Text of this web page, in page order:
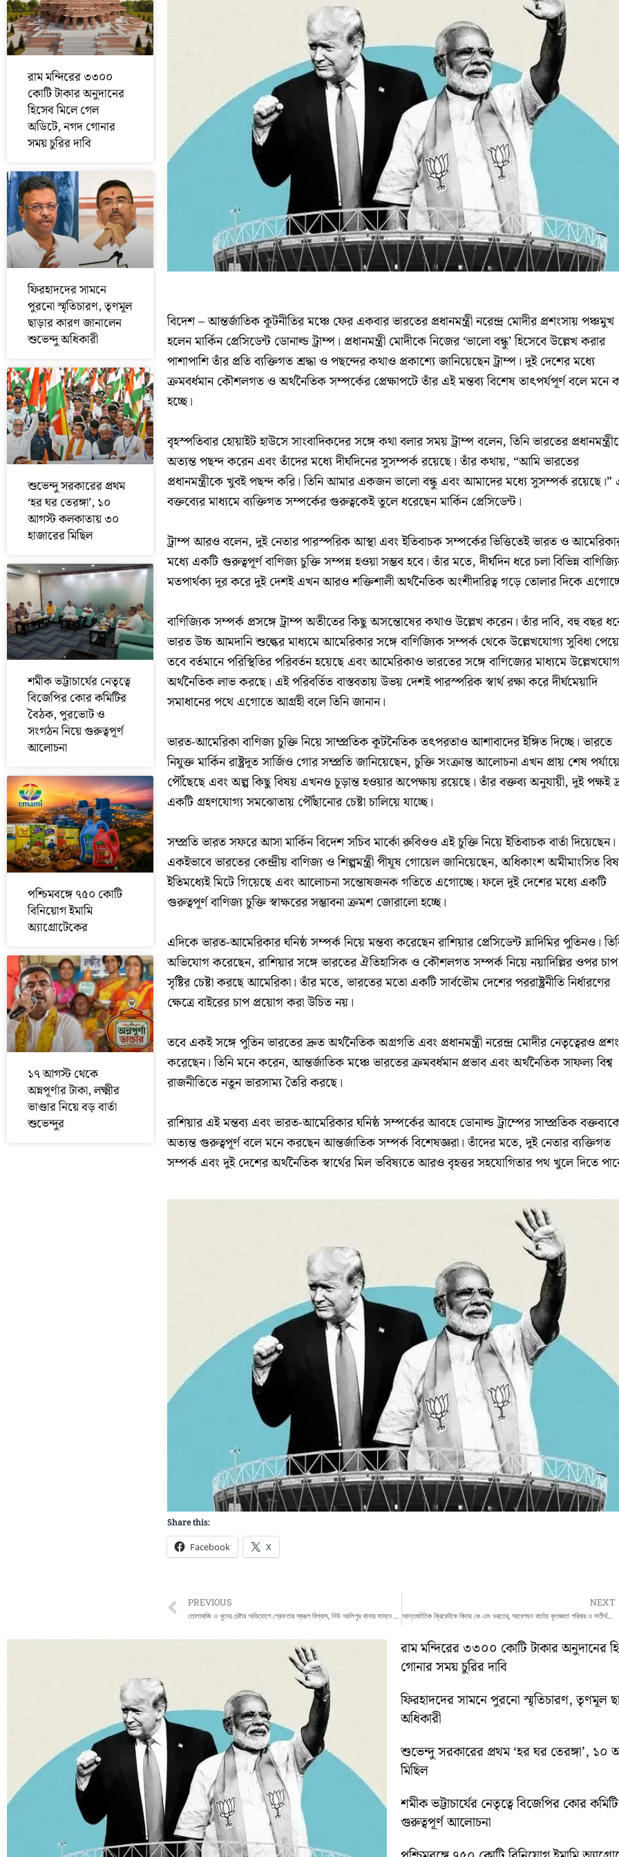
রাম মন্দিরের ৩৩০০
কোটি টাকার অনুদানের
হিসেব মিলে গেল
অডিটে, নগদ গোনার
সময় চুরির দাবি
ফিরহাদদের সামনে
পুরনো স্মৃতিচারণ, তৃণমূল
ছাড়ার কারণ জানালেন
শুভেন্দু অধিকারী
শুভেন্দু সরকারের প্রথম
‘হর ঘর তেরঙ্গা’, ১০
আগস্ট কলকাতায় ৩০
হাজারের মিছিল
শমীক ভট্টাচার্যের নেতৃত্বে
বিজেপির কোর কমিটির
বৈঠক, পুরভোট ও
সংগঠন নিয়ে গুরুত্বপূর্ণ
আলোচনা
পশ্চিমবঙ্গে ৭৫০ কোটি
বিনিয়োগ ইমামি
অ্যাগ্রোটেকের
১৭ আগস্ট থেকে
অন্নপূর্ণার টাকা, লক্ষ্মীর
ভাণ্ডার নিয়ে বড় বার্তা
শুভেন্দুর
বিদেশ – আন্তর্জাতিক কূটনীতির মঞ্চে ফের একবার ভারতের প্রধানমন্ত্রী নরেন্দ্র মোদীর প্রশংসায় পঞ্চমুখ
হলেন মার্কিন প্রেসিডেন্ট ডোনাল্ড ট্রাম্প। প্রধানমন্ত্রী মোদীকে নিজের ‘ভালো বন্ধু’ হিসেবে উল্লেখ করার
পাশাপাশি তাঁর প্রতি ব্যক্তিগত শ্রদ্ধা ও পছন্দের কথাও প্রকাশ্যে জানিয়েছেন ট্রাম্প। দুই দেশের মধ্যে
ক্রমবর্ধমান কৌশলগত ও অর্থনৈতিক সম্পর্কের প্রেক্ষাপটে তাঁর এই মন্তব্য বিশেষ তাৎপর্যপূর্ণ বলে মনে
হচ্ছে।
বৃহস্পতিবার হোয়াইট হাউসে সাংবাদিকদের সঙ্গে কথা বলার সময় ট্রাম্প বলেন, তিনি ভারতের
অত্যন্ত পছন্দ করেন এবং তাঁদের মধ্যে দীর্ঘদিনের সুসম্পর্ক রয়েছে। তাঁর কথায়, “আমি ভারতের
প্রধানমন্ত্রীকে খুবই পছন্দ করি। তিনি আমার একজন ভালো বন্ধু এবং আমাদের মধ্যে সুসম্পর্ক রয়েছে।”
বক্তব্যের মাধ্যমে ব্যক্তিগত সম্পর্কের গুরুত্বকেই তুলে ধরেছেন মার্কিন প্রেসিডেন্ট।
ট্রাম্প আরও বলেন, দুই নেতার পারস্পরিক আস্থা এবং ইতিবাচক সম্পর্কের ভিত্তিতেই ভারত ও
মধ্যে একটি গুরুত্বপূর্ণ বাণিজ্য চুক্তি সম্পন্ন হওয়া সম্ভব হবে। তাঁর মতে, দীর্ঘদিন ধরে চলা বিভিন্ন
মতপার্থক্য দূর করে দুই দেশই এখন আরও শক্তিশালী অর্থনৈতিক অংশীদারিত্ব গড়ে তোলার দিকে
বাণিজ্যিক সম্পর্ক প্রসঙ্গে ট্রাম্প অতীতের কিছু অসন্তোষের কথাও উল্লেখ করেন। তাঁর দাবি, বহু বছর
ভারত উচ্চ আমদানি শুল্কের মাধ্যমে আমেরিকার সঙ্গে বাণিজ্যিক সম্পর্ক থেকে উল্লেখযোগ্য সুবিধা
তবে বর্তমানে পরিস্থিতির পরিবর্তন হয়েছে এবং আমেরিকাও ভারতের সঙ্গে বাণিজ্যের মাধ্যমে
অর্থনৈতিক লাভ করছে। এই পরিবর্তিত বাস্তবতায় উভয় দেশই পারস্পরিক স্বার্থ রক্ষা করে দীর্ঘমেয়াদি
সমাধানের পথে এগোতে আগ্রহী বলে তিনি জানান।
ভারত-আমেরিকা বাণিজ্য চুক্তি নিয়ে সাম্প্রতিক কূটনৈতিক তৎপরতাও আশাবাদের ইঙ্গিত দিচ্ছে। ভারতে
নিযুক্ত মার্কিন রাষ্ট্রদূত সার্জিও গোর সম্প্রতি জানিয়েছেন, চুক্তি সংক্রান্ত আলোচনা এখন প্রায় শেষ পর্যায়ে
পৌঁছেছে এবং অল্প কিছু বিষয় এখনও চূড়ান্ত হওয়ার অপেক্ষায় রয়েছে। তাঁর বক্তব্য অনুযায়ী, দুই পক্ষই
একটি গ্রহণযোগ্য সমঝোতায় পৌঁছানোর চেষ্টা চালিয়ে যাচ্ছে।
সম্প্রতি ভারত সফরে আসা মার্কিন বিদেশ সচিব মার্কো রুবিওও এই চুক্তি নিয়ে ইতিবাচক বার্তা দিয়েছেন।
একইভাবে ভারতের কেন্দ্রীয় বাণিজ্য ও শিল্পমন্ত্রী পীযূষ গোয়েল জানিয়েছেন, অধিকাংশ অমীমাংসিত
ইতিমধ্যেই মিটে গিয়েছে এবং আলোচনা সন্তোষজনক গতিতে এগোচ্ছে। ফলে দুই দেশের মধ্যে একটি
গুরুত্বপূর্ণ বাণিজ্য চুক্তি স্বাক্ষরের সম্ভাবনা ক্রমশ জোরালো হচ্ছে।
এদিকে ভারত-আমেরিকার ঘনিষ্ঠ সম্পর্ক নিয়ে মন্তব্য করেছেন রাশিয়ার প্রেসিডেন্ট ভ্লাদিমির পুতিনও।
অভিযোগ করেছেন, রাশিয়ার সঙ্গে ভারতের ঐতিহাসিক ও কৌশলগত সম্পর্ক নিয়ে নয়াদিল্লির ওপর চাপ
সৃষ্টির চেষ্টা করছে আমেরিকা। তাঁর মতে, ভারতের মতো একটি সার্বভৌম দেশের পররাষ্ট্রনীতি নির্ধারণের
ক্ষেত্রে বাইরের চাপ প্রয়োগ করা উচিত নয়।
তবে একই সঙ্গে পুতিন ভারতের দ্রুত অর্থনৈতিক অগ্রগতি এবং প্রধানমন্ত্রী নরেন্দ্র মোদীর নেতৃত্বেরও
করেছেন। তিনি মনে করেন, আন্তর্জাতিক মঞ্চে ভারতের ক্রমবর্ধমান প্রভাব এবং অর্থনৈতিক সাফল্য বিশ্ব
রাজনীতিতে নতুন ভারসাম্য তৈরি করছে।
রাশিয়ার এই মন্তব্য এবং ভারত-আমেরিকার ঘনিষ্ঠ সম্পর্কের আবহে ডোনাল্ড ট্রাম্পের সাম্প্রতিক
অত্যন্ত গুরুত্বপূর্ণ বলে মনে করছেন আন্তর্জাতিক সম্পর্ক বিশেষজ্ঞরা। তাঁদের মতে, দুই নেতার ব্যক্তিগত
সম্পর্ক এবং দুই দেশের অর্থনৈতিক স্বার্থের মিল ভবিষ্যতে আরও বৃহত্তর সহযোগিতার পথ খুলে দিতে
Share this:
Facebook X
Prev
PREVIOUS
তোলাবাজি ও খুনের চেষ্টার অভিযোগে গ্রেফতার স্বরূপ বিশ্বাস, নিউ আলিপুর থানার সামনে বিক্ষোভ
NEXT
আন্তর্জাতিক ক্রিকেটকে বিদায় কে এস ভরতের, আবেগঘন বার্তায় কৃতজ্ঞতা পরিবার ও সতীর্থদের প্রতি
রাম মন্দিরের ৩৩০০ কোটি টাকার অনুদানের
গোনার সময় চুরির দাবি
ফিরহাদদের সামনে পুরনো স্মৃতিচারণ, তৃণমূল
অধিকারী
শুভেন্দু সরকারের প্রথম ‘হর ঘর তেরঙ্গা’,
মিছিল
শমীক ভট্টাচার্যের নেতৃত্বে বিজেপির কোর
গুরুত্বপূর্ণ আলোচনা